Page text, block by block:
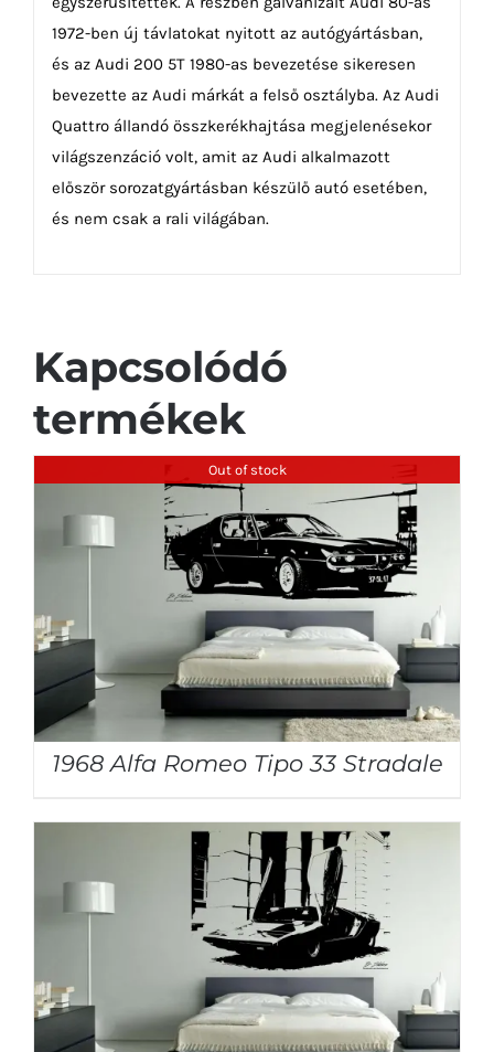
1972-ben új távlatokat nyitott az autógyártásban,
és az Audi 200 5T 1980-as bevezetése sikeresen
bevezette az Audi márkát a felső osztályba. Az Audi
Quattro állandó összkerékhajtása megjelenésekor
világszenzáció volt, amit az Audi alkalmazott
először sorozatgyártásban készülő autó esetében,
és nem csak a rali világában.
Kapcsolódó
termékek
Out of stock
1968 Alfa Romeo Tipo 33 Stradale